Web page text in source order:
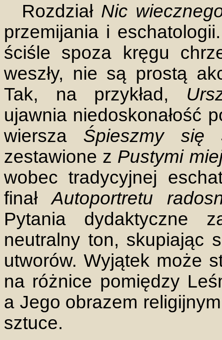
Rozdział Nic
przemijania i
ściśle spoza kręgu
weszły, nie są prostą
Tak, na przykład,
ujawnia niedoskonałość
wiersza Śpieszmy się
zestawione z Pustymi
wobec tradycyjnej
finałAutoportretu
Pytania dydaktyczne
neutralny ton, skupiając
utworów. Wyjątek może
na różnice pomiędzy
a Jego obrazem
sztuce.